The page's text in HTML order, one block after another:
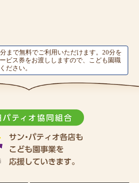
まで無料でご利用いただけます。20分を
ビス券をお渡ししますので、こども園職
ださい。